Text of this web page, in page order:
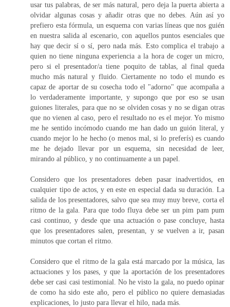
usar tus palabras, de ser más natural, pero deja la puerta abierta a
olvidar algunas cosas y añadir otras que no debes. Aún así yo
prefiero esta fórmula, un esquema con varias líneas que nos guién
en nuestra salida al escenario, con aquellos puntos esenciales que
hay que decir sí o sí, pero nada más. Esto complica el trabajo a
quien no tiene ninguna experiencia a la hora de coger un micro,
pero si el presentador/a tiene poquito de tablas, al final queda
mucho más natural y fluido. Ciertamente no todo el mundo es
capaz de aportar de su cosecha todo el "adorno" que acompaña a
lo verdaderamente importante, y supongo que por eso se usan
guiones literales, para que no se olviden cosas y no se digan otras
que no vienen al caso, pero el resultado no es el mejor. Yo mismo
me he sentido incómodo cuando me han dado un guión literal, y
cuando mejor lo he hecho (o menos mal, si lo preferís) es cuando
me he dejado llevar por un esquema, sin necesidad de leer,
mirando al público, y no continuamente a un papel.
Considero que los presentadores deben pasar inadvertidos, en
cualquier tipo de actos, y en este en especial dada su duración. La
salida de los presentadores, salvo que sea muy muy breve, corta el
ritmo de la gala. Para que todo fluya debe ser un pim pam pum
casi continuo, y desde que una actuación o pase concluye, hasta
que los presentadores salen, presentan, y se vuelven a ir, pasan
minutos que cortan el ritmo.
Considero que el ritmo de la gala está marcado por la música, las
actuaciones y los pases, y que la aportación de los presentadores
debe ser casi casi testimonial. No he visto la gala, no puedo opinar
de como ha sido este año, pero el público no quiere demasiadas
explicaciones, lo justo para llevar el hilo, nada más.